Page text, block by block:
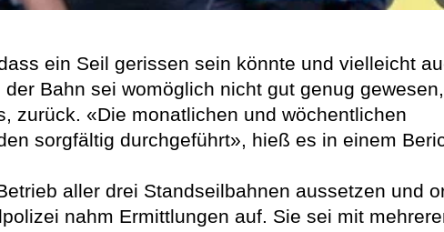
ein Seil gerissen sein könnte und vielleicht
Bahn sei womöglich nicht gut genug
zurück. «Die monatlichen und wöchentlichen
sorgfältig durchgeführt», hieß es in einem
aller drei Standseilbahnen aussetzen und
nahm Ermittlungen auf. Sie sei mit